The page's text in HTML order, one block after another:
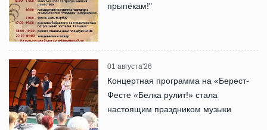
прыпёкам!"
01 августа'26
Концертная программа на «Берест-
Фесте «Белка рулит!» стала
настоящим праздником музыки